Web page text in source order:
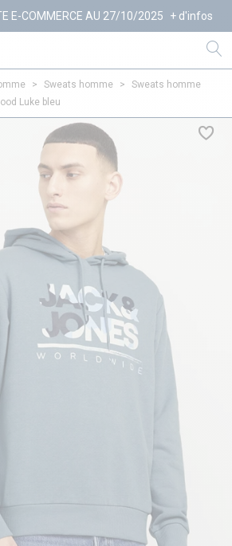
AU 27/10/2025 + d'infos
> Sweats homme >
Sweats homme
Luke bleu